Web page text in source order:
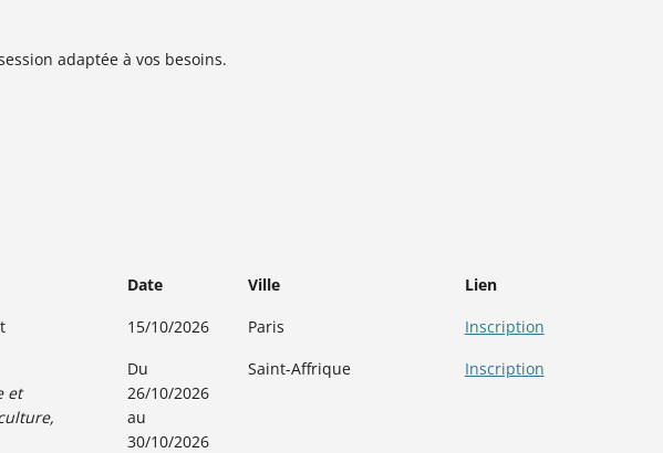
adaptée à vos besoins.
Date Ville
Lien
15/10/2026 Paris
Inscription
et
Du
26/10/2026
au
30/10/2026
Saint-Affrique Inscription